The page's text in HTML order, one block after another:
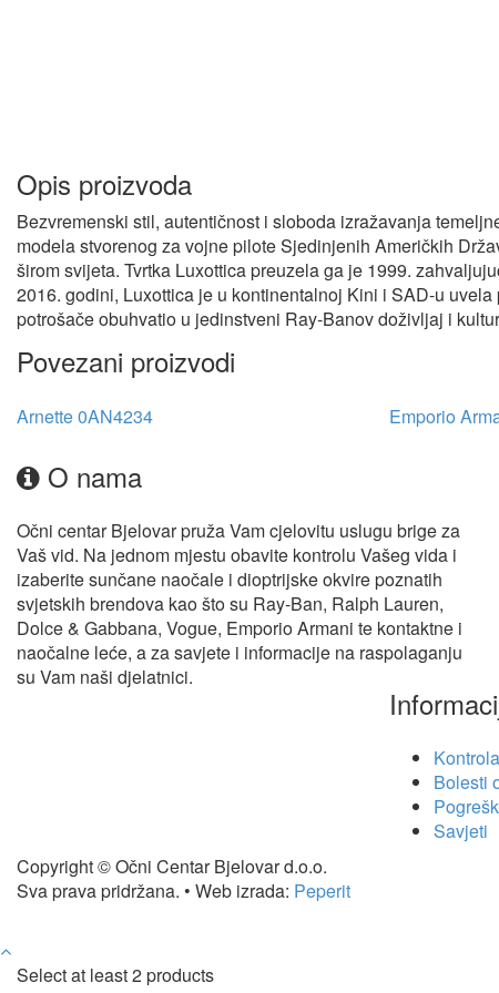
Opis proizvoda
Bezvremenski stil, autentičnost i sloboda izražavanja
modela stvorenog za vojne pilote Sjedinjenih Američkih
širom svijeta. Tvrtka Luxottica preuzela ga je 1999.
2016. godini, Luxottica je u kontinentalnoj Kini i SAD-u
potrošače obuhvatio u jedinstveni Ray-Banov doživljaj i
Povezani proizvodi
Arnette 0AN4234 Emporio
O nama
Očni centar Bjelovar pruža Vam cjelovitu uslugu brige za
Vaš vid. Na jednom mjestu obavite kontrolu Vašeg vida i
izaberite sunčane naočale i dioptrijske okvire poznatih
svjetskih brendova kao što su Ray-Ban, Ralph Lauren,
Dolce & Gabbana, Vogue, Emporio Armani te kontaktne i
naočalne leće, a za savjete i informacije na raspolaganju
su Vam naši djelatnici.
Bolesti
Savjeti
Copyright © Očni Centar Bjelovar d.o.o.
Sva prava pridržana. • Web izrada: Peperit
Select at least 2 products